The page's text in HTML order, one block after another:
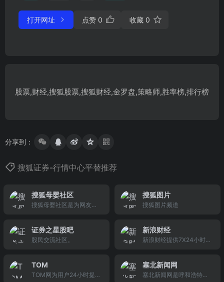
打开网址 点赞 0 收藏 0
股票,财经,搜狐股票,搜狐财经,金罗盘,策略师,胜率榜,排行榜
分享到：
搜狐证券-行情中心平替推荐
搜狐母婴社区
搜狐母婴社区是为网友提
系论坛汇聚的婆媳纷争也
会让你受益匪浅，精品论
关系
搜狐图片
搜狐图片频道
证券之星股吧
股民交流社区。
新浪财经
新浪财经提供7X24小时财
金、期货、信托、理财、
管理等多种面向个人和企
TOM
TOM网为用户24小时提供
塞北新闻网
塞北新闻网是呼和浩特日